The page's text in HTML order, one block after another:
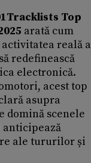
Top
arată cum
reală a
redefinească
electronică.
acest top
asupra
domină scenele
ale tururilor și